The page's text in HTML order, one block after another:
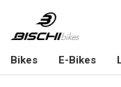
Bikes E-Bikes